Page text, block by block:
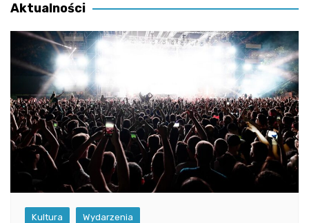
Aktualności
Kultura Wydarzenia